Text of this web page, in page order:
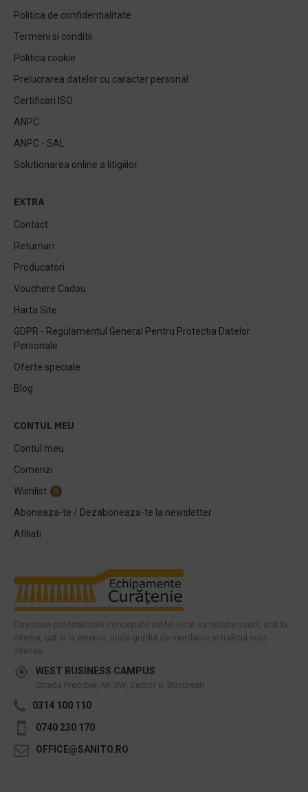
Politica de confidentialitate
Termeni si conditii
Politica cookie
Prelucrarea datelor cu caracter personal
Certificari ISO
ANPC
ANPC - SAL
Solutionarea online a litigiilor
EXTRA
Contact
Returnari
Producatori
Vouchere Cadou
Harta Site
GDPR - Regulamentul General Pentru Protectia Datelor
Personale
Oferte speciale
Blog
CONTUL MEU
Contul meu
Comenzi
Wishlist
0
Aboneaza-te / Dezaboneaza-te la newsletter
Afiliati
Covorase profesionale concepute astfel incat sa reziste uzurii, atat la
interior, cat si la exterior, unde gradul de murdarire si traficul sunt
intense.
WEST BUSINESS CAMPUS
Strada Preciziei, Nr, 3W, Sector 6, Bucuresti
0314 100 110
0740 230 170
OFFICE@SANITO.RO